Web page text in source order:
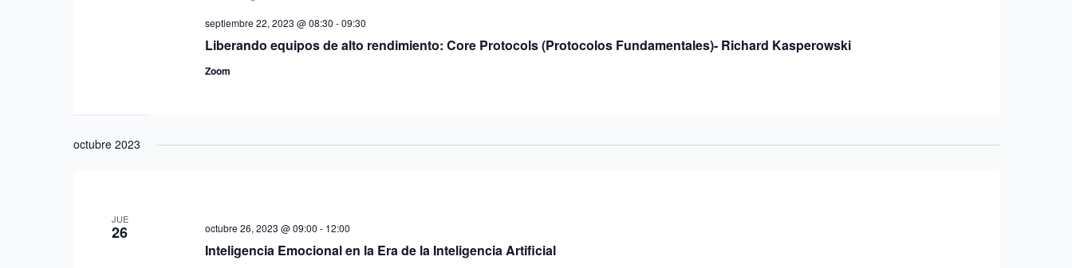
Liberando equipos de alto rendimiento: Core Protocols (Protocolos Fundamentales)- Richard Kasperowski
septiembre 22, 2023 @ 08:30 -09:30
Zoom
octubre 2023
JUE
26
Inteligencia Emocional en la Era de la Inteligencia Artificial
octubre 26, 2023 @ 09:00 - 12:00